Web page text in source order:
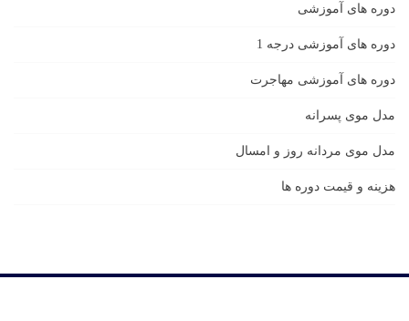
دوره های آموزشی
دوره های آموزشی درجه 1
دوره های آموزشی مهاجرت
مدل موی پسرانه
مدل موی مردانه روز و امسال
هزینه و قیمت دوره ها